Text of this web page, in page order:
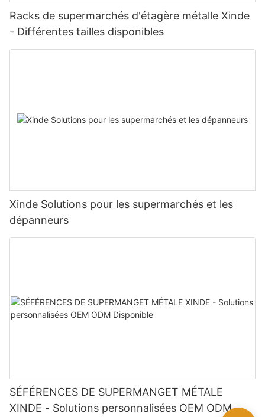
Racks de supermarchés d'étagère métalle Xinde
- Différentes tailles disponibles
Xinde Solutions pour les supermarchés et les
dépanneurs
SÉFÉRENCES DE SUPERMANGET MÉTALE
XINDE - Solutions personnalisées OEM ODM